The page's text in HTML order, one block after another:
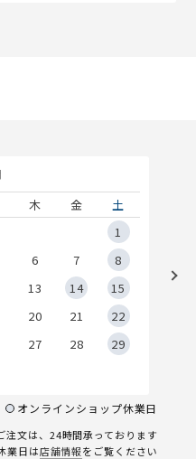
木 金
土
1
6 7
8
13 14
15
20 21
22
27 28
29
オンラインショップ休業日
文は、24時間承っております
業日は店舗情報をご覧ください